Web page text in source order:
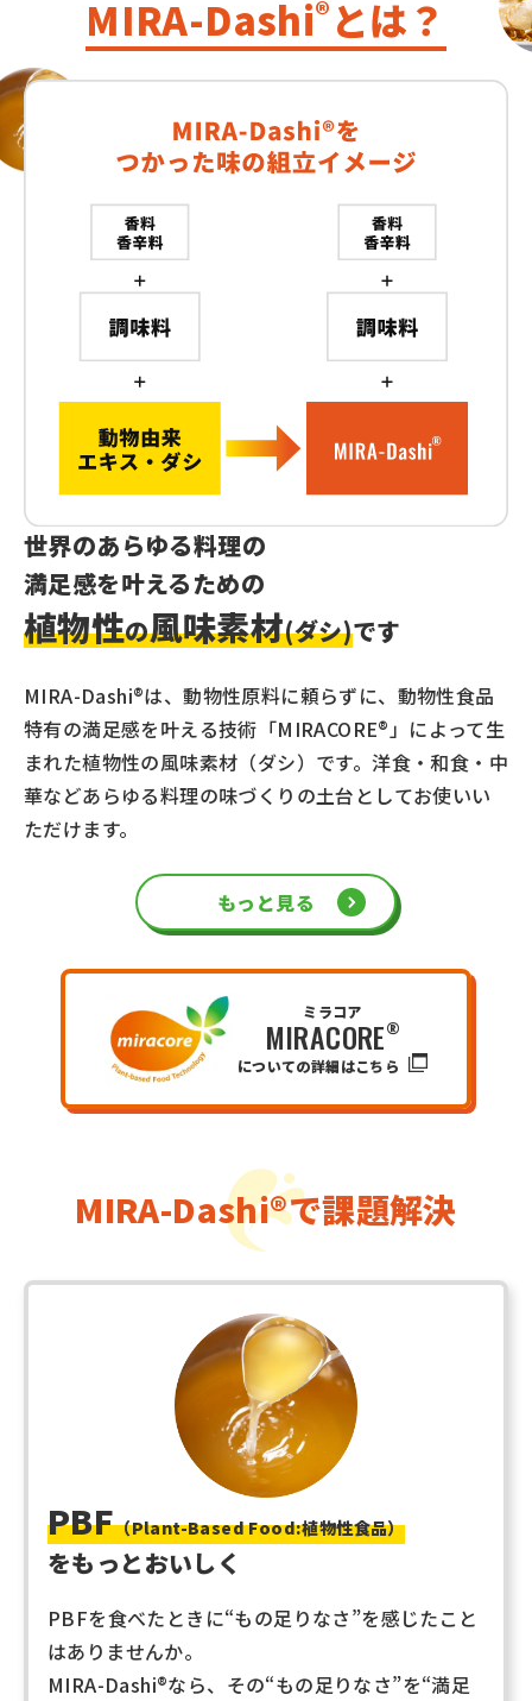
MIRA-Dashi® とは？
世界のあらゆる料理の
満足感を叶えるための
植物性の風味素材(ダシ)です
MIRA-Dashi®は、動物性原料に頼らずに、動物性食品
特有の満足感を叶える技術「MIRACORE®」によって生
まれた植物性の風味素材（ダシ）です。洋食・和食・中
華などあらゆる料理の味づくりの土台としてお使いい
ただけます。
もっと見る
ミラコア
MIRACORE®
についての詳細はこちら
MIRA-Dashi®で課題解決
PBF（Plant-Based Food:植物性食品）
をもっとおいしく
PBFを食べたときに“もの足りなさ”を感じたこと
はありませんか。
MIRA-Dashi®なら、その“もの足りなさ”を“満足